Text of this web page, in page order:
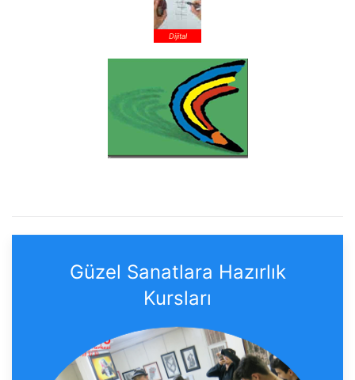
Dijital
Güzel Sanatlara Hazırlık
Kursları